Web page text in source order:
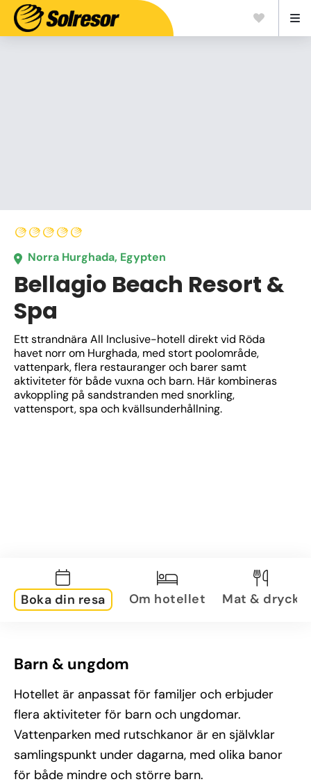
Norra Hurghada, Egypten
Bellagio Beach Resort &
Spa
Ett strandnära All Inclusive-hotell direkt vid Röda
havet norr om Hurghada, med stort poolområde,
vattenpark, flera restauranger och barer samt
aktiviteter för både vuxna och barn. Här kombineras
avkoppling på sandstranden med snorkling,
vattensport, spa och kvällsunderhållning.
Boka din resa Om hotellet Mat & dryck
Barn & ungdom
Hotellet är anpassat för familjer och erbjuder
flera aktiviteter för barn och ungdomar.
Vattenparken med rutschkanor är en självklar
samlingspunkt under dagarna, med olika banor
för både mindre och större barn.